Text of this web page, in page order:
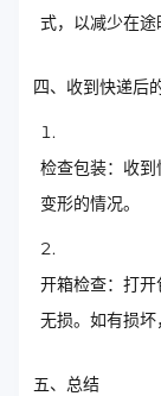
式，以减少在途
四、收到快递后
检查包装：收
变形的情况。
开箱检查：打
无损。如有损坏
五、总结